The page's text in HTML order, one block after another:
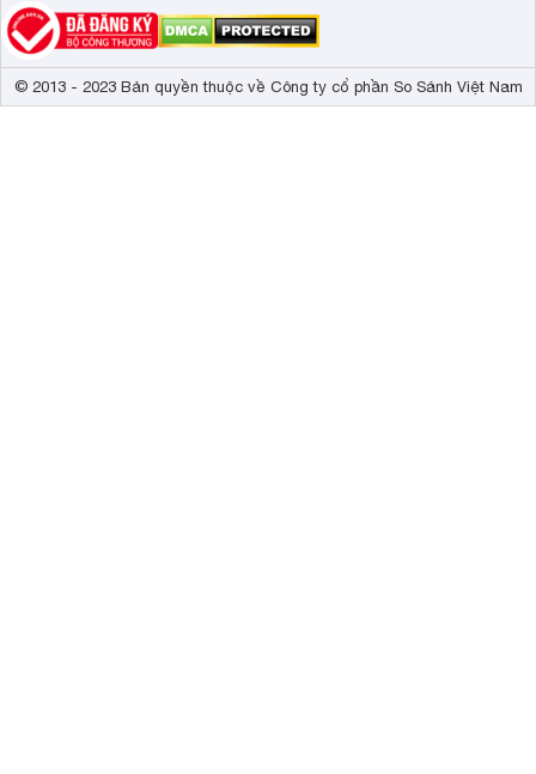
© 2013 - 2023 Bản quyền thuộc về Công ty cổ phần So Sánh Việt Nam